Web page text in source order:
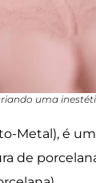
uma
Metal), é
de